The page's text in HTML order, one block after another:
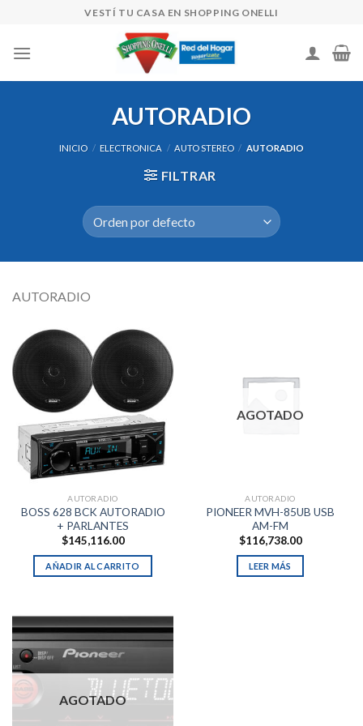
content
VESTÍ TU CASA EN SHOPPING ONELLI
AUTORADIO
INICIO / ELECTRONICA / AUTO STEREO / AUTORADIO
FILTRAR
AUTORADIO
AUTORADIO
BOSS 628 BCK AUTORADIO
+ PARLANTES
$145,116.00
AÑADIR AL CARRITO
AGOTADO
AUTORADIO
PIONEER MVH-85UB USB
AM-FM
$116,738.00
LEER MÁS
AGOTADO